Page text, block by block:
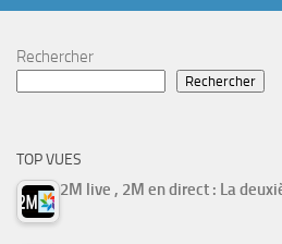
Rechercher
Rechercher
TOP VUES
2M live , 2M en direct : La